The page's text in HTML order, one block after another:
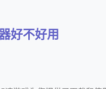
好不好用